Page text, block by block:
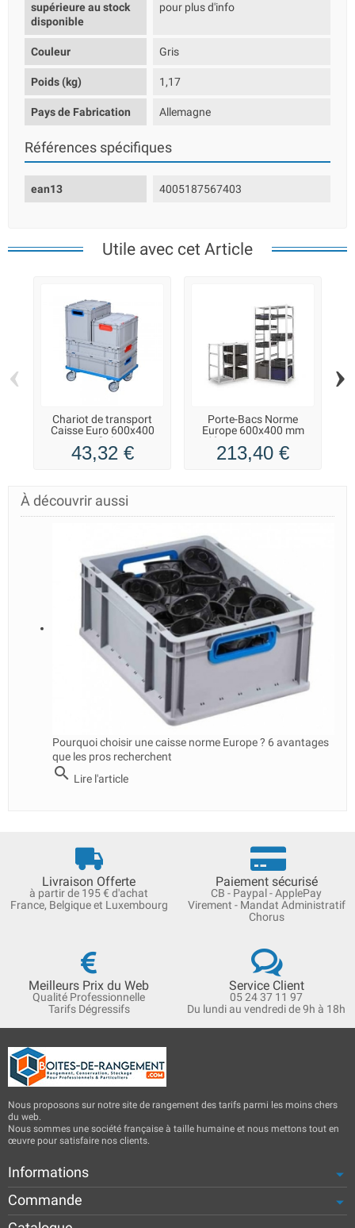
supérieure au stock
disponible
pour plus d'info
Couleur Gris
Poids (kg) 1,17
Pays de Fabrication Allemagne
Références spécifiques
ean13 4005187567403
Utile avec cet Article
Chariot de transport
Caisse Euro 600x400
ProfiPlus
43,32 €
Porte-Bacs Norme
Europe 600x400 mm
départ H. 1000 mm
213,40 €
‹ ›
À découvrir aussi
Pourquoi choisir une caisse norme Europe ? 6 avantages
que les pros recherchent
search Lire l'article
Livraison Offerte
à partir de 195 € d'achat
France, Belgique et Luxembourg
Paiement sécurisé
CB - Paypal - ApplePay
Virement - Mandat Administratif
Chorus
Meilleurs Prix du Web
Qualité Professionnelle
Tarifs Dégressifs
Service Client
05 24 37 11 97
Du lundi au vendredi de 9h à 18h
Nous proposons sur notre site de rangement des tarifs parmi les moins chers
du web.
Nous sommes une société française à taille humaine et nous mettons tout en
œuvre pour satisfaire nos clients.
Informations
Commande